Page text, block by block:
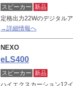
スピーカー 新品
定格出力22Wのデジタル
→詳細情報へ
NEXO
eLS400
スピーカー 新品
ハイエクスカーション12